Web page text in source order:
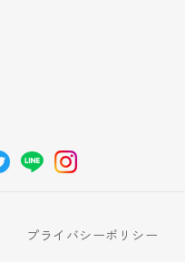
プライバシーポリシー